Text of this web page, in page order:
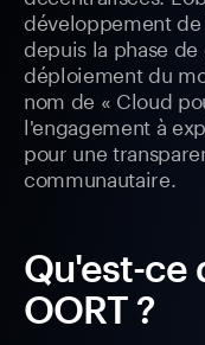
développement
depuis la phase
déploiement du
nom de « Cloud
l'engagement à
pour une
communautaire.
Qu'est-ce
OORT ?